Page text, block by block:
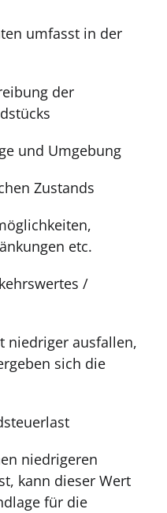
umfasst in der
der
und Umgebung
Zustands
etc.
/
niedriger ausfallen,
sich die
niedrigeren
kann dieser Wert
für die